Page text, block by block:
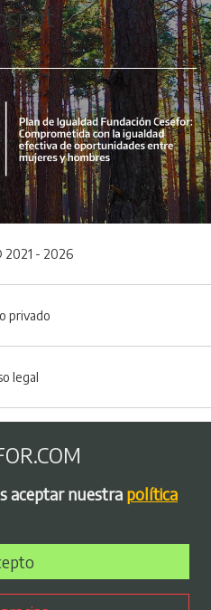
2021 - 2026
privado
legal
privacidad
empleo
aceptar nuestra política